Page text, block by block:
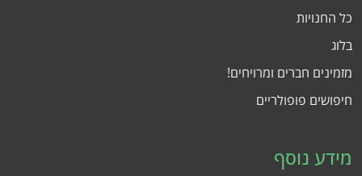
כל החנויות
בלוג
מזמינים חברים ומרויחים!
חיפושים פופולריים
מידע נוסף